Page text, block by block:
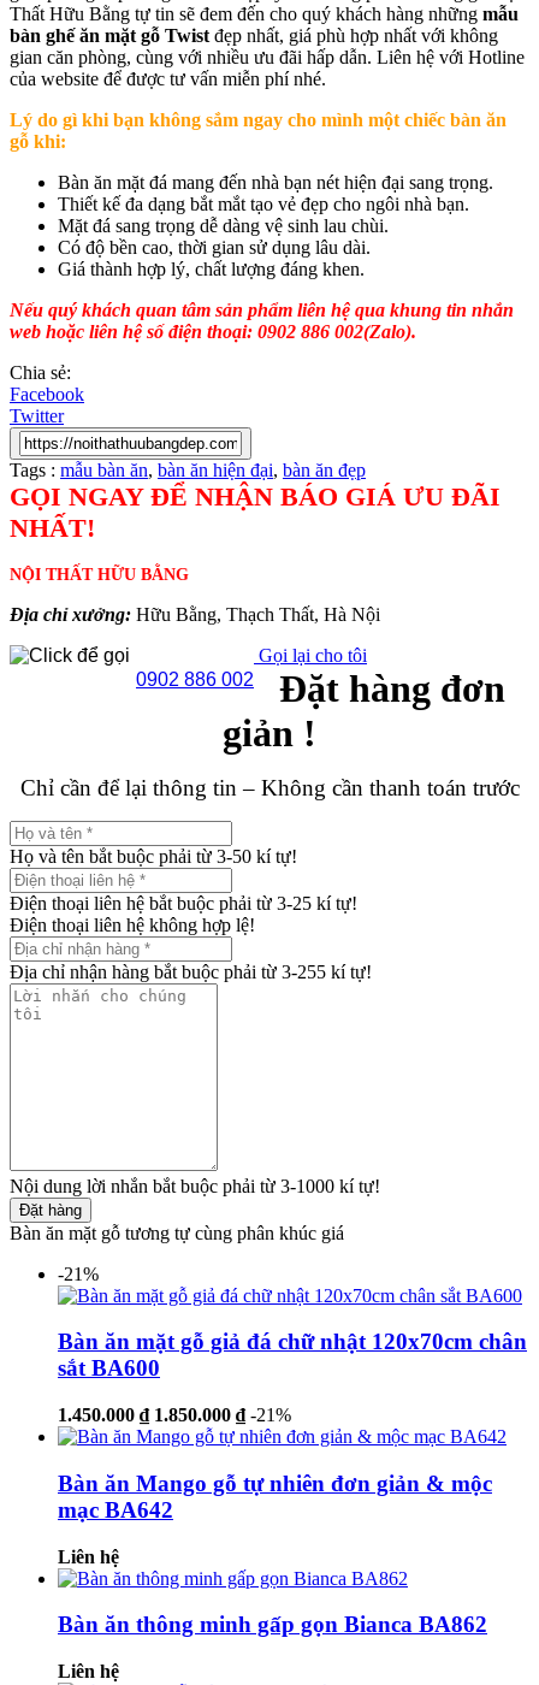
Thất Hữu Bằng tự tin sẽ đem đến cho quý khách hàng những mẫu
bàn ghế ăn mặt gỗ Twist đẹp nhất, giá phù hợp nhất với không
gian căn phòng, cùng với nhiều ưu đãi hấp dẫn. Liên hệ với Hotline
của website để được tư vấn miễn phí nhé.
Lý do gì khi bạn không sắm ngay cho mình một chiếc bàn ăn
gỗ khi:
Bàn ăn mặt đá mang đến nhà bạn nét hiện đại sang trọng.
Thiết kế đa dạng bắt mắt tạo vẻ đẹp cho ngôi nhà bạn.
Mặt đá sang trọng dễ dàng vệ sinh lau chùi.
Có độ bền cao, thời gian sử dụng lâu dài.
Giá thành hợp lý, chất lượng đáng khen.
Nếu quý khách quan tâm sản phẩm liên hệ qua khung tin nhắn
web hoặc liên hệ số điện thoại: 0902 886 002(Zalo).
Chia sẻ:
Facebook
Twitter
Tags : mẫu bàn ăn, bàn ăn hiện đại, bàn ăn đẹp
GỌI NGAY ĐỂ NHẬN BÁO GIÁ ƯU ĐÃI
NHẤT!
NỘI THẤT HỮU BẰNG
Địa chỉ xưởng: Hữu Bằng, Thạch Thất, Hà Nội
0902 886 002
Gọi lại cho tôi
Đặt hàng đơn
giản !
Chỉ cần để lại thông tin – Không cần thanh toán trước
Họ và tên bắt buộc phải từ 3-50 kí tự!
Điện thoại liên hệ bắt buộc phải từ 3-25 kí tự!
Điện thoại liên hệ không hợp lệ!
Địa chỉ nhận hàng bắt buộc phải từ 3-255 kí tự!
Nội dung lời nhắn bắt buộc phải từ 3-1000 kí tự!
Đặt hàng
Bàn ăn mặt gỗ tương tự cùng phân khúc giá
-21%
Bàn ăn mặt gỗ giả đá chữ nhật 120x70cm chân
sắt BA600
1.450.000 ₫ 1.850.000 ₫ -21%
Bàn ăn Mango gỗ tự nhiên đơn giản & mộc
mạc BA642
Liên hệ
Bàn ăn thông minh gấp gọn Bianca BA862
Liên hệ